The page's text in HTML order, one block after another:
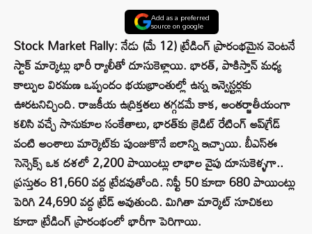
Add as a preferred
source on google
Stock Market Rally: నేడు (మే 12) ట్రేడింగ్ ప్రారంభమైన వెంటనే
స్టాక్ మార్కెట్లు భారీ ర్యాలీతో దూసుకెళ్లాయి. భారత్, పాకిస్తాన్ మధ్య
కాల్పుల విరమణ ఒప్పందం భయభ్రాంతుల్లో ఉన్న ఇన్వెస్టర్లకు
ఊరటనిచ్చింది. రాజకీయ ఉద్రిక్తతలు తగ్గడమే కాక, అంతర్జాతీయంగా
కలిసి వచ్చే సానుకూల సంకేతాలు, భారత్‌కు క్రెడిట్ రేటింగ్ అప్‌గ్రేడ్
వంటి అంశాలు మార్కెట్‌కు పుంజుకొనే బలాన్ని ఇచ్చాయి. బీఎస్ఈ
సెన్సెక్స్ ఒక దశలో 2,200 పాయింట్లు లాభాల వైపు దూసుకెళ్ళగా..
ప్రస్తుతం 81,660 వద్ద ట్రేడవుతోంది. నిఫ్టీ 50 కూడా 680 పాయింట్లు
పెరిగి 24,690 వద్ద ట్రేడ్ అవుతుంది. మిగితా మార్కెట్ సూచికలు
కూడా ట్రేడింగ్ ప్రారంభంలో భారీగా పెరిగాయి.